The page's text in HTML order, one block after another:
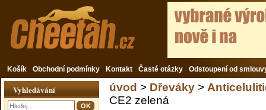
Košík Obchodní podmínky Kontakt Časté otázky Odstoupení od
úvod > Dřeváky >
CE2 zelená
Vyhledávání